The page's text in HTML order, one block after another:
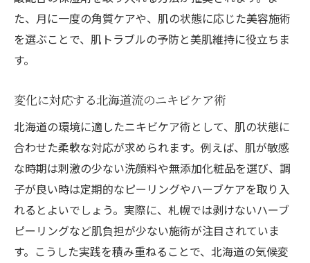
た、月に一度の角質ケアや、肌の状態に応じた美容施術
を選ぶことで、肌トラブルの予防と美肌維持に役立ちま
す。
変化に対応する北海道流のニキビケア術
北海道の環境に適したニキビケア術として、肌の状態に
合わせた柔軟な対応が求められます。例えば、肌が敏感
な時期は刺激の少ない洗顔料や無添加化粧品を選び、調
子が良い時は定期的なピーリングやハーブケアを取り入
れるとよいでしょう。実際に、札幌では剥けないハーブ
ピーリングなど肌負担が少ない施術が注目されていま
す。こうした実践を積み重ねることで、北海道の気候変